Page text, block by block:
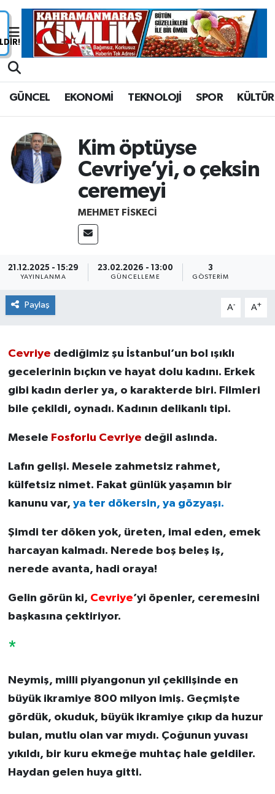
GÜNCEL EKONOMİ TEKNOLOJİ SPOR KÜLTÜR
Kim öptüyse
Cevriye’yi, o çeksin
ceremeyi
MEHMET FİSKECİ
21.12.2025 - 15:29
YAYINLANMA
23.02.2026 - 13:00
GÜNCELLEME
3
GÖSTERIM
Paylaş A- A+
Cevriye dediğimiz şu İstanbul’un bol ışıklı
gecelerinin bıçkın ve hayat dolu kadını. Erkek
gibi kadın derler ya, o karakterde biri. Filmleri
bile çekildi, oynadı. Kadının delikanlı tipi.
Mesele Fosforlu Cevriye değil aslında.
Lafın gelişi. Mesele zahmetsiz rahmet,
külfetsiz nimet. Fakat günlük yaşamın bir
kanunu var, ya ter dökersin, ya gözyaşı.
Şimdi ter döken yok, üreten, imal eden, emek
harcayan kalmadı. Nerede boş beleş iş,
nerede avanta, hadi oraya!
Gelin görün ki, Cevriye’yi öpenler, ceremesini
başkasına çektiriyor.
*
Neymiş, milli piyangonun yıl çekilişinde en
büyük ikramiye 800 milyon imiş. Geçmişte
gördük, okuduk, büyük ikramiye çıkıp da huzur
bulan, mutlu olan var mıydı. Çoğunun yuvası
yıkıldı, bir kuru ekmeğe muhtaç hale geldiler.
Haydan gelen huya gitti.
Nöbetçi Eczaneler
Trafik Durumu
Süper Lig Puan Durumu ve Fikstür
Son Dakika Haberleri
Haber Arşivi